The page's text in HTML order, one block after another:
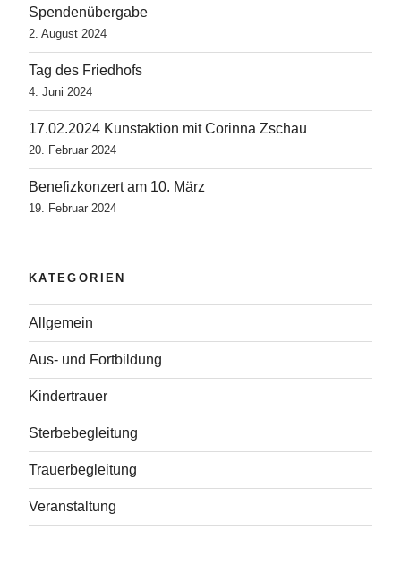
Spendenübergabe
2. August 2024
Tag des Friedhofs
4. Juni 2024
17.02.2024 Kunstaktion mit Corinna Zschau
20. Februar 2024
Benefizkonzert am 10. März
19. Februar 2024
KATEGORIEN
Allgemein
Aus- und Fortbildung
Kindertrauer
Sterbebegleitung
Trauerbegleitung
Veranstaltung